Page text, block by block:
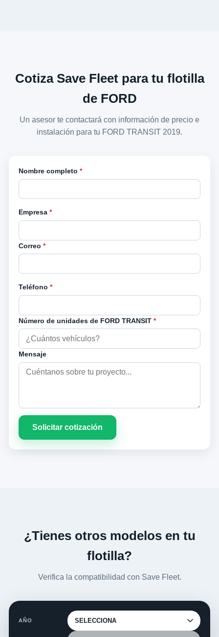
Cotiza Save Fleet para tu flotilla
de FORD
Un asesor te contactará con información de precio e
instalación para tu FORD TRANSIT 2019.
Nombre completo *
Empresa *
Correo *
Teléfono *
Número de unidades de FORD TRANSIT *
Mensaje
Solicitar cotización
¿Tienes otros modelos en tu
flotilla?
Verifica la compatibilidad con Save Fleet.
AÑO